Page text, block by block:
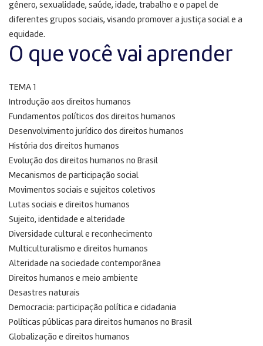
gênero, sexualidade, saúde, idade, trabalho e o papel de
diferentes grupos sociais, visando promover a justiça social e a
equidade.
O que você vai aprender
TEMA 1
Introdução aos direitos humanos
Fundamentos políticos dos direitos humanos
Desenvolvimento jurídico dos direitos humanos
História dos direitos humanos
Evolução dos direitos humanos no Brasil
Mecanismos de participação social
Movimentos sociais e sujeitos coletivos
Lutas sociais e direitos humanos
Sujeito, identidade e alteridade
Diversidade cultural e reconhecimento
Multiculturalismo e direitos humanos
Alteridade na sociedade contemporânea
Direitos humanos e meio ambiente
Desastres naturais
Democracia: participação política e cidadania
Políticas públicas para direitos humanos no Brasil
Globalização e direitos humanos